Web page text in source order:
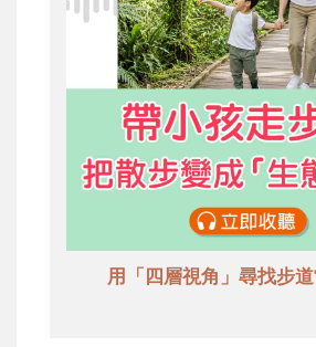
用「四層視角」尋找步